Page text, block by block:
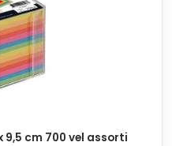
9,5 cm 700 vel assorti